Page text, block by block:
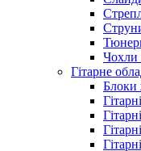
Чохли
Гітарне
Блоки